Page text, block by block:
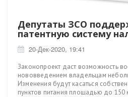
Депутаты ЗСО
патентную систему
20-Дек-2020, 19:41
Законопроект даст возможность
нововведением владельцам
Изменения будут касаться
пунктов питания площадью до 150